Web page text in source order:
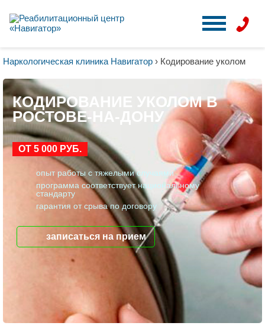
Наркологическая клиника Навигатор › Кодирование уколом
КОДИРОВАНИЕ УКОЛОМ В
РОСТОВЕ-НА-ДОНУ
ОТ 5 000 РУБ.
опыт работы с тяжелыми случаями
программа соответствует национальному
стандарту
гарантия от срыва по договору
записаться на прием